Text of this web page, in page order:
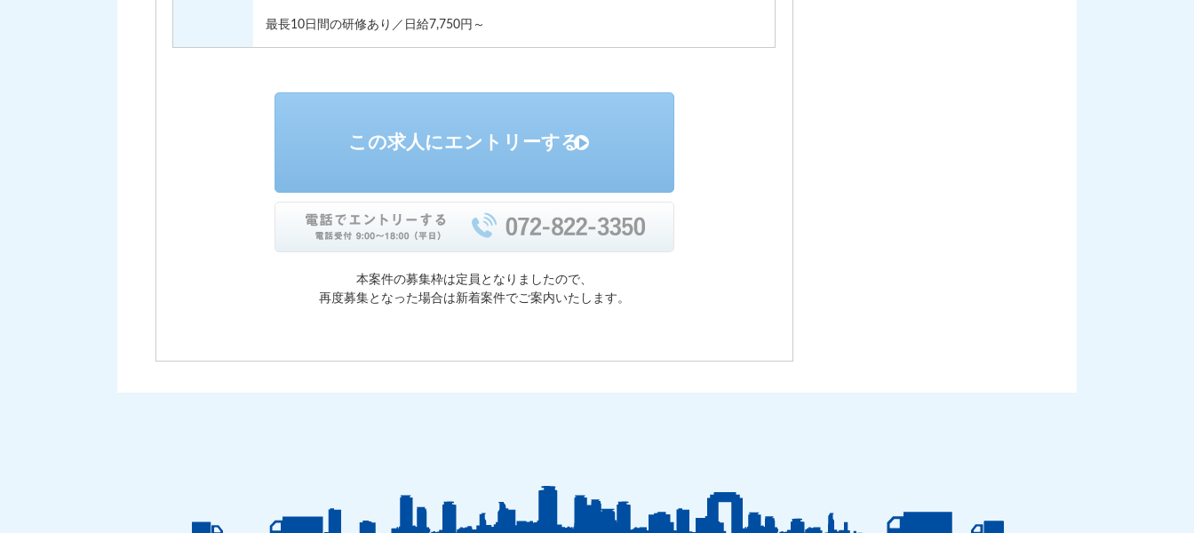
最長10日間の研修あり／日給7,750円～
この求人にエントリーする
本案件の募集枠は定員となりましたので、
再度募集となった場合は新着案件でご案内いたします。